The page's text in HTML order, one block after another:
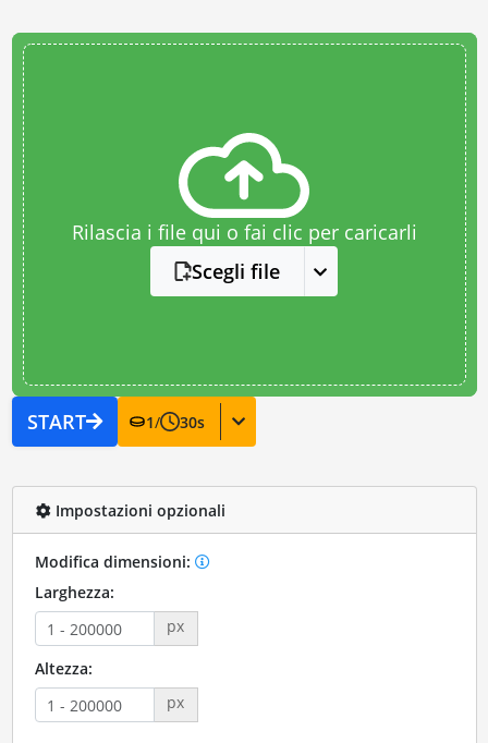
Rilascia i file qui o fai clic per caricarli
Scegli file
START 1/ 30s
Impostazioni opzionali
Modifica dimensioni:
Larghezza:
px
Altezza:
px